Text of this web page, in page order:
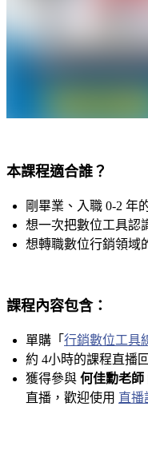
本課程適合誰？
剛畢業、入職 0-2 年
想一次把數位工具認
想轉職數位行銷領域
課程內容包含：
單購「 行銷數位工具
約 4小時的課程直播
獲得參與 何佳勳老師
直播，歡迎使用 直播